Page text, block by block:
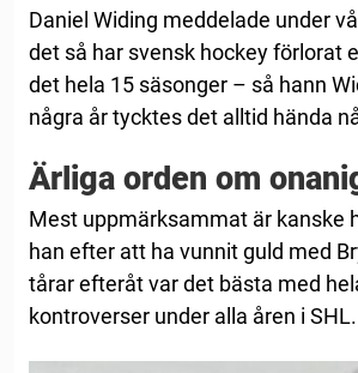
Daniel Widing meddelade under
det så har svensk hockey förlorat
det hela 15 säsonger – så hann
några år tycktes det alltid hända
Ärliga orden om
Mest uppmärksammat är kanske
han efter att ha vunnit guld med
tårar efteråt var det bästa med
kontroverser under alla åren i SHL.